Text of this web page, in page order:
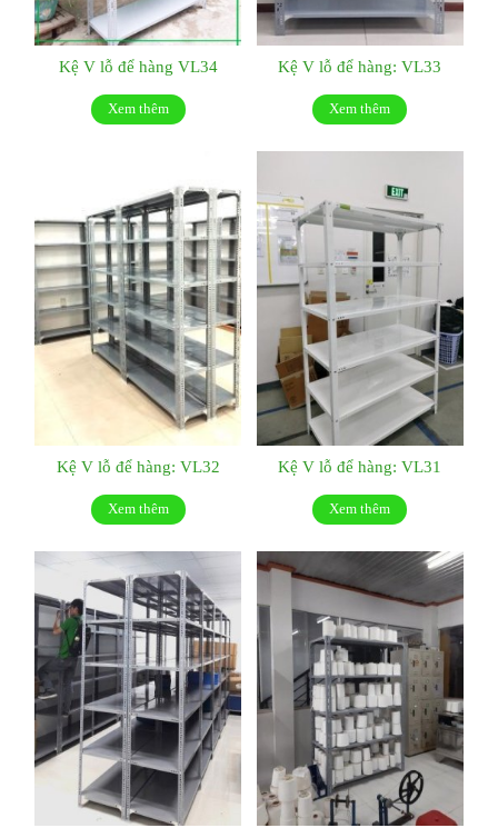
Kệ V lỗ để hàng VL34
Xem thêm
Kệ V lỗ để hàng: VL33
Xem thêm
Kệ V lỗ để hàng: VL32
Xem thêm
Kệ V lỗ để hàng: VL31
Xem thêm